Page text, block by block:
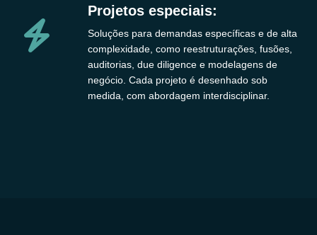
Projetos especiais:
Soluções para demandas específicas e de alta
complexidade, como reestruturações, fusões,
auditorias, due diligence e modelagens de
negócio. Cada projeto é desenhado sob
medida, com abordagem interdisciplinar.